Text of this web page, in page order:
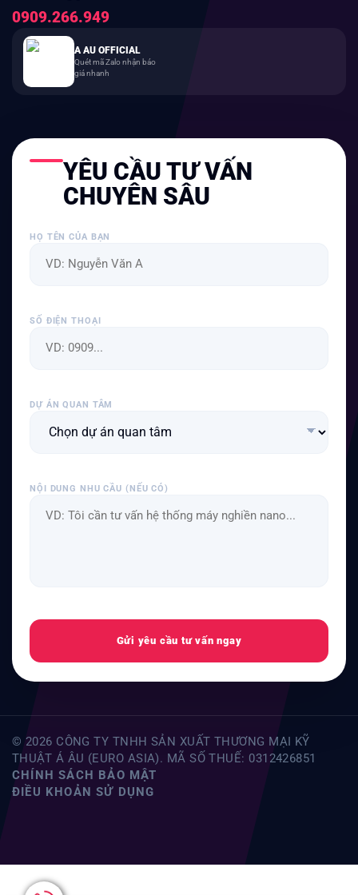
0909.266.949
A AU OFFICIAL
Quét mã Zalo nhận báo
giá nhanh
YÊU CẦU TƯ VẤN
CHUYÊN SÂU
HỌ TÊN CỦA BẠN
SỐ ĐIỆN THOẠI
DỰ ÁN QUAN TÂM
NỘI DUNG NHU CẦU (NẾU CÓ)
Gửi yêu cầu tư vấn ngay
© 2026 CÔNG TY TNHH SẢN XUẤT THƯƠNG MẠI KỸ
THUẬT Á ÂU (EURO ASIA). MÃ SỐ THUẾ: 0312426851
CHÍNH SÁCH BẢO MẬT
ĐIỀU KHOẢN SỬ DỤNG